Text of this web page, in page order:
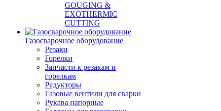
GOUGING &
EXOTHERMIC
CUTTING
Газосварочное оборудование
Резаки
Горелки
Запчасти к резакам и
горелкам
Редукторы
Газовые вентили для сварки
Рукава напорные